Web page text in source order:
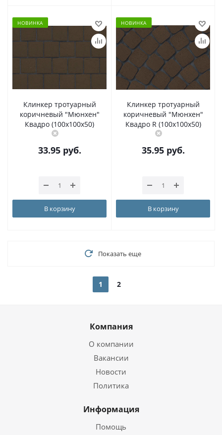
НОВИНКА
Клинкер тротуарный
коричневый "Мюнхен"
Квадро (100x100x50)
33.95руб.
В корзину
НОВИНКА
Клинкер тротуарный
коричневый "Мюнхен"
Квадро R (100x100x50)
35.95руб.
В корзину
Показать еще
1 2
Компания
О компании
Вакансии
Новости
Политика
Информация
Помощь